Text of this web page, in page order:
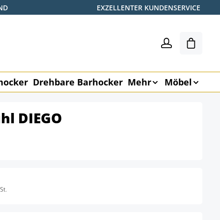
EXZELLENTER KUNDENSERVICE
Drehbare Barhocker Mehr Möbel
DIEGO